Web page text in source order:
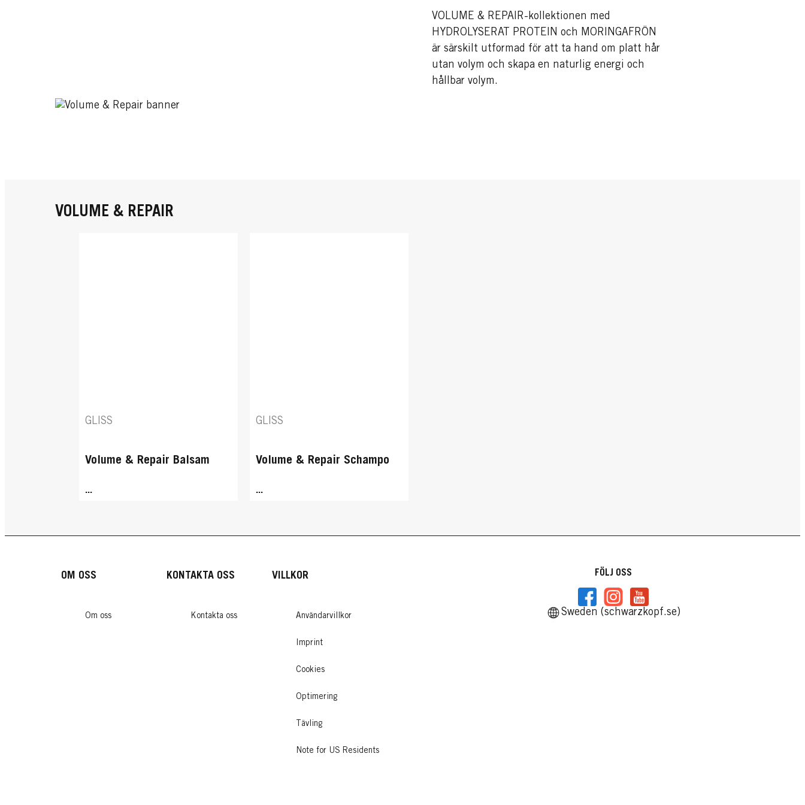
VOLUME & REPAIR-kollektionen med
HYDROLYSERAT PROTEIN och MORINGAFRÖN
är särskilt utformad för att ta hand om platt hår
utan volym och skapa en naturlig energi och
hållbar volym.
VOLUME & REPAIR
GLISS
Volume & Repair Balsam
...
GLISS
Volume & Repair Schampo
...
OM OSS
Om oss
KONTAKTA OSS
Kontakta oss
VILLKOR
Användarvillkor
Imprint
Cookies
Optimering
Tävling
Note for US Residents
FÖLJ OSS
Sweden (schwarzkopf.se)